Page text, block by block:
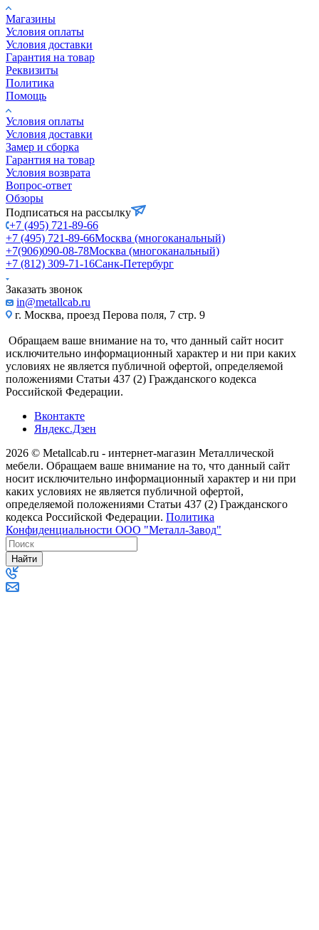
Магазины
Условия оплаты
Условия доставки
Гарантия на товар
Реквизиты
Политика
Помощь
Условия оплаты
Условия доставки
Замер и сборка
Гарантия на товар
Условия возврата
Вопрос-ответ
Обзоры
Подписаться на рассылку
+7 (495) 721-89-66
+7 (495) 721-89-66Москва (многоканальный)
+7(906)090-08-78Москва (многоканальный)
+7 (812) 309-71-16Санк-Петербург
Заказать звонок
in@metallcab.ru
г. Москва, проезд Перова поля, 7 стр. 9
Обращаем ваше внимание на то, что данный сайт носит
исключительно информационный характер и ни при каких
условиях не является публичной офертой, определяемой
положениями Статьи 437 (2) Гражданского кодекса
Российской Федерации.
Вконтакте
Яндекс.Дзен
2026 © Metallcab.ru - интернет-магазин Металлической
мебели. Обращаем ваше внимание на то, что данный сайт
носит исключительно информационный характер и ни при
каких условиях не является публичной офертой,
определяемой положениями Статьи 437 (2) Гражданского
кодекса Российской Федерации. Политика
Конфиденциальности ООО "Металл-Завод"
Найти